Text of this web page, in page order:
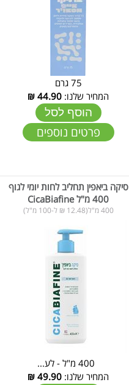
75 גרם
המחיר שלנו: 44.90
₪
הוסף לסל
פרטים נוספים
סיקה ביאפין תחליב לחות יומי לגוף
400 מ"ל CicaBiafine
400 מ"ל(12.48 ₪ ל-100 מ"ל)
המחיר שלנו: 49.90
₪